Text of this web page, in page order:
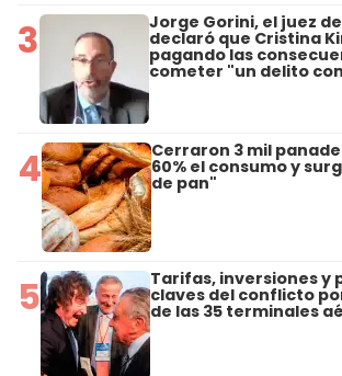
3 Jorge Gorini, el juez
declaró que Cristina
pagando las
cometer "un delito
4 Cerraron 3 mil
60% el consumo y
de pan"
5 Tarifas, inversiones y
claves del conflicto
de las 35 terminales